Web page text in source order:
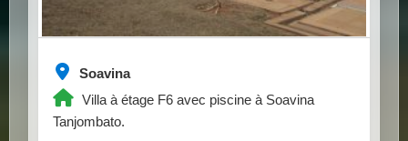
Soavina
Villa à étage F6 avec piscine à Soavina
Tanjombato.